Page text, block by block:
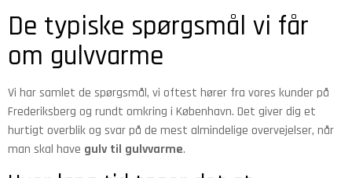
De typiske spørgsmål vi får
om gulvvarme
Vi har samlet de spørgsmål, vi oftest hører fra vores kunder på
Frederiksberg og rundt omkring i København. Det giver dig et
hurtigt overblik og svar på de mest almindelige overvejelser, når
man skal have gulv til gulvvarme.